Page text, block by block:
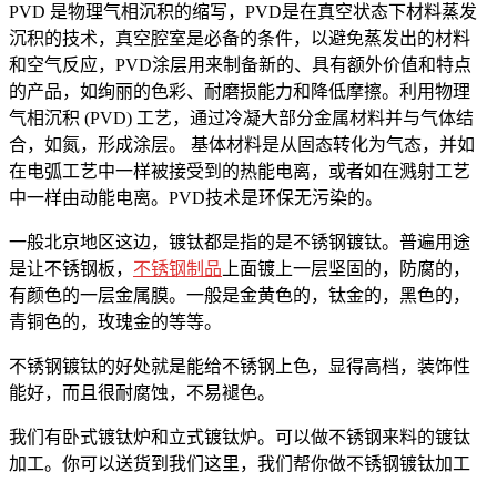
PVD 是物理气相沉积的缩写，PVD是在真空状态下材料蒸发
沉积的技术，真空腔室是必备的条件，以避免蒸发出的材料
和空气反应，PVD涂层用来制备新的、具有额外价值和特点
的产品，如绚丽的色彩、耐磨损能力和降低摩擦。利用物理
气相沉积 (PVD) 工艺，通过冷凝大部分金属材料并与气体结
合，如氮，形成涂层。 基体材料是从固态转化为气态，并如
在电弧工艺中一样被接受到的热能电离，或者如在溅射工艺
中一样由动能电离。PVD技术是环保无污染的。
一般北京地区这边，镀钛都是指的是不锈钢镀钛。普遍用途
是让不锈钢板， 不锈钢制品 上面镀上一层坚固的，防腐的，
有颜色的一层金属膜。一般是金黄色的，钛金的，黑色的，
青铜色的，玫瑰金的等等。
不锈钢镀钛的好处就是能给不锈钢上色，显得高档，装饰性
能好，而且很耐腐蚀，不易褪色。
我们有卧式镀钛炉和立式镀钛炉。可以做不锈钢来料的镀钛
加工。你可以送货到我们这里，我们帮你做不锈钢镀钛加工